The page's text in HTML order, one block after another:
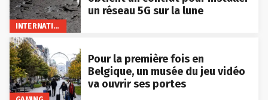
INTERNATIONAL
un réseau 5G sur la lune
Pour la première fois en
Belgique, un musée du jeu vidéo
va ouvrir ses portes